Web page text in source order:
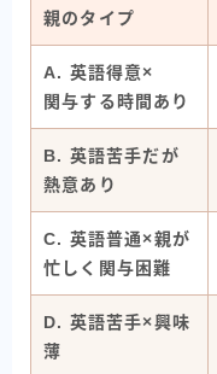
親のタイプ
A. 英語得意×
関与する時間あり
B. 英語苦手だが
熱意あり
C. 英語普通×親が
忙しく関与困難
D. 英語苦手×興味
薄